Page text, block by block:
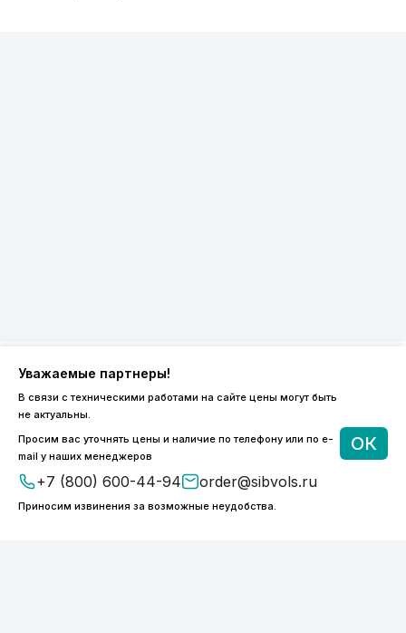
Уважаемые партнеры!
В связи с техническими работами на сайте цены могут быть
не актуальны.
Просим вас уточнять цены и наличие по телефону или по e-
mail у наших менеджеров
+7 (800) 600-44-94 order@sibvols.ru
Приносим извинения за возможные неудобства.
ОК
8 (800) 600-44-94
ПН-ПТ 9:00 - 18:00
order@sibvols.ru
О компании
Каталог
Доставка и оплата
Контакты